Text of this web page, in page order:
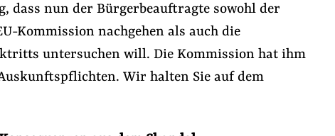
dass nun der Bürgerbeauftragte sowohl der
Kommission nachgehen als auch die
untersuchen will. Die Kommission hat ihm
Wir halten Sie auf dem